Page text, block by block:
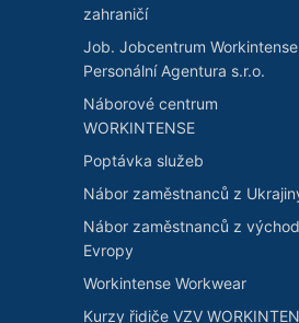
zahraničí
Job. Jobcentrum Workintense
Personální Agentura s.r.o.
Náborové centrum
WORKINTENSE
Poptávka služeb
Nábor zaměstnanců z
Nábor zaměstnanců z
Evropy
Workintense Workwear
Kurzy řidiče VZV